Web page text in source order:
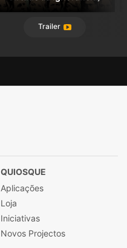
Trailer
QUIOSQUE
Aplicações
Loja
Iniciativas
Novos Projectos